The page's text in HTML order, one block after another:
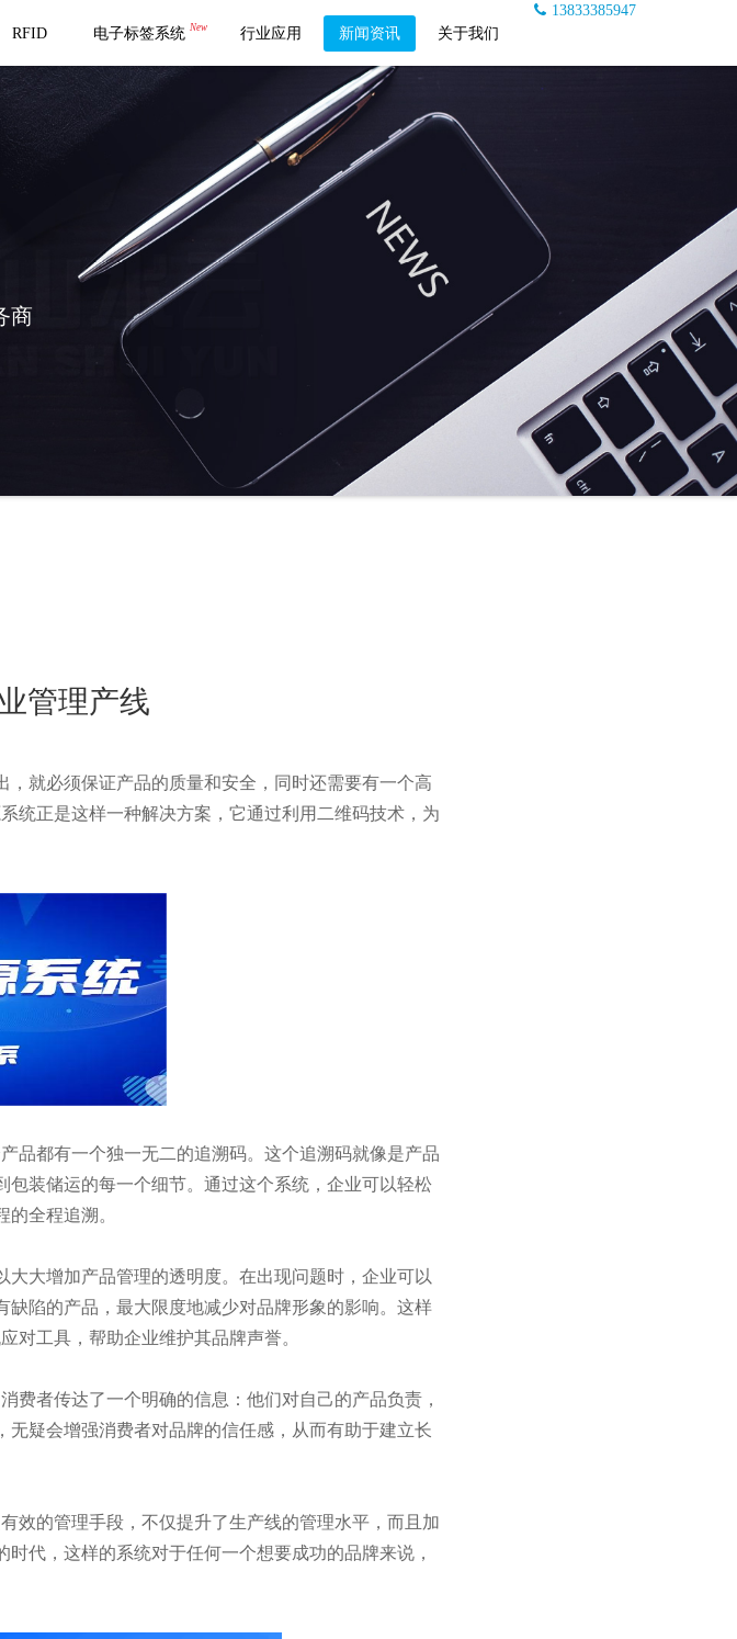
13833385947
RFID 电子标签系统 New 行业应用 新闻资讯 关于我们
商
管理产线
就必须保证产品的质量和安全，同时还需要有一个高
统正是这样一种解决方案，它通过利用二维码技术，为
品都有一个独一无二的追溯码。这个追溯码就像是产品
装储运的每一个细节。通过这个系统，企业可以轻松
全程追溯。
大增加产品管理的透明度。在出现问题时，企业可以
陷的产品，最大限度地减少对品牌形象的影响。这样
对工具，帮助企业维护其品牌声誉。
费者传达了一个明确的信息：他们对自己的产品负责，
疑会增强消费者对品牌的信任感，从而有助于建立长
效的管理手段，不仅提升了生产线的管理水平，而且加
代，这样的系统对于任何一个想要成功的品牌来说，